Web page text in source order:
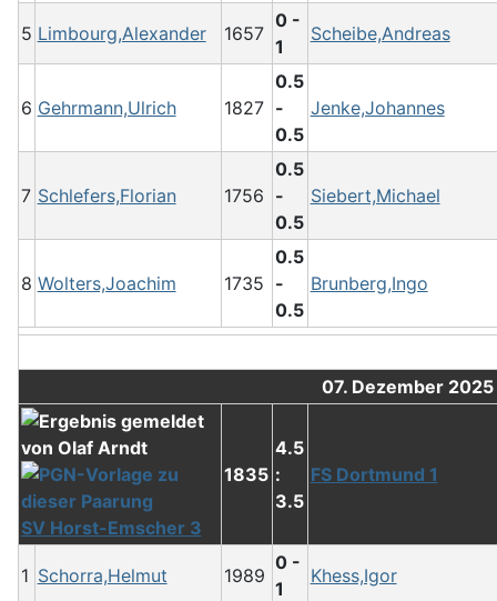
5 Limbourg,Alexander 1657
0 -
1
Scheibe,Andreas
6 Gehrmann,Ulrich 1827
0.5
-
0.5
Jenke,Johannes
7 Schlefers,Florian 1756
0.5
-
0.5
Siebert,Michael
8 Wolters,Joachim 1735
0.5
-
0.5
Brunberg,Ingo
07. Dezember
SV Horst-Emscher 3
1835
4.5
:
3.5
FS Dortmund 1
1 Schorra,Helmut 1989
0 -
1
Khess,Igor